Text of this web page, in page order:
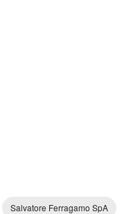
Salvatore Ferragamo SpA